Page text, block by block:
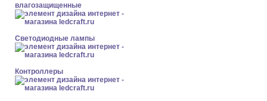
влагозащищенные
Светодиодные лампы
Контроллеры